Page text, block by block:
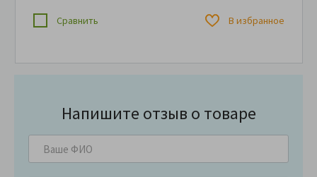
Сравнить В избранное
Напишите отзыв о товаре